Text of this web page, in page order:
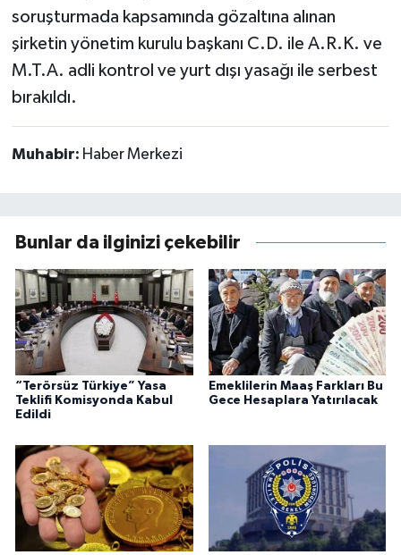
soruşturmada kapsamında gözaltına alınan
şirketin yönetim kurulu başkanı C.D. ile A.R.K. ve
M.T.A. adli kontrol ve yurt dışı yasağı ile serbest
bırakıldı.
Muhabir: Haber Merkezi
Bunlar da ilginizi çekebilir
“Terörsüz Türkiye” Yasa
Teklifi Komisyonda Kabul
Edildi
Emeklilerin Maaş Farkları Bu
Gece Hesaplara Yatırılacak